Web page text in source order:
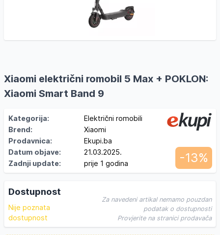
Xiaomi električni romobil 5 Max + POKLON:
Xiaomi Smart Band 9
Kategorija:
Električni romobili
Brend:
Xiaomi
Prodavnica:
Ekupi.ba
Datum objave:
21.03.2025.
Zadnji update:
prije 1 godina -13%
Dostupnost
Nije poznata
dostupnost
Za navedeni artikal nemamo pouzdan
podatak o dostupnosti
Provjerite na stranici prodavača